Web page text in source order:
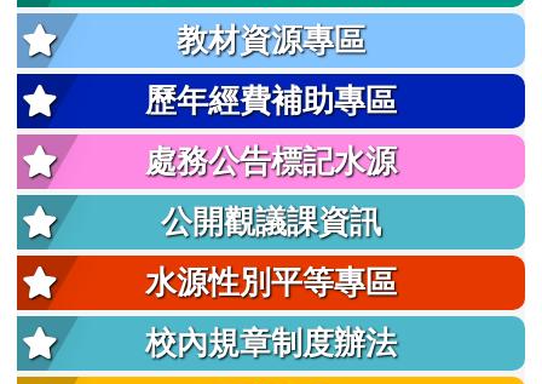
教材資源專區
歷年經費補助專區
處務公告標記水源
公開觀議課資訊
水源性別平等專區
校內規章制度辦法